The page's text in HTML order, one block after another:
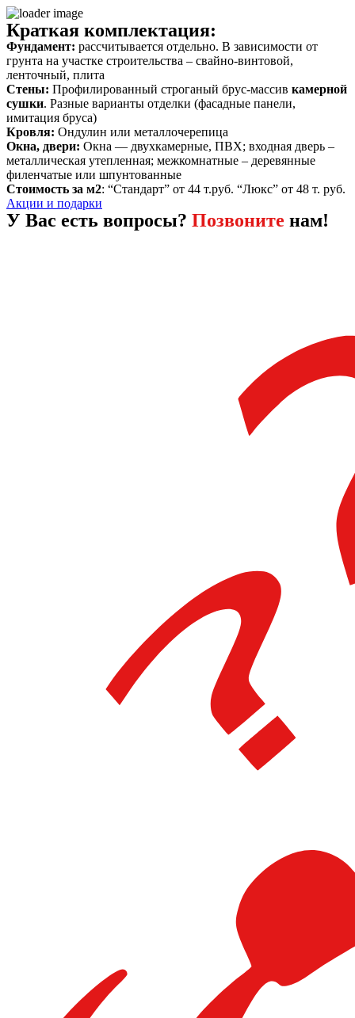
Краткая комплектация:
Фундамент: рассчитывается отдельно. В зависимости от
грунта на участке строительства – свайно-винтовой,
ленточный, плита
Стены: Профилированный строганый брус-массив камерной
сушки. Разные варианты отделки (фасадные панели,
имитация бруса)
Кровля: Ондулин или металлочерепица
Окна, двери: Окна — двухкамерные, ПВХ; входная дверь –
металлическая утепленная; межкомнатные – деревянные
филенчатые или шпунтованные
Стоимость за м2: “Стандарт” от 44 т.руб. “Люкс” от 48 т. руб.
Акции и подарки
У Вас есть вопросы? Позвоните нам!